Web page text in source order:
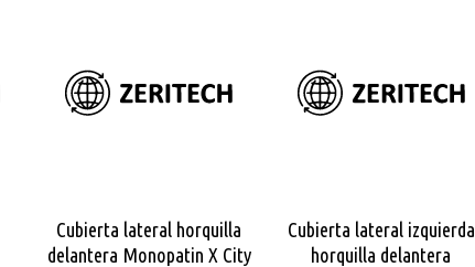
Cubierta lateral horquilla
delantera Monopatin X City
Cubierta lateral izquierda
horquilla delantera